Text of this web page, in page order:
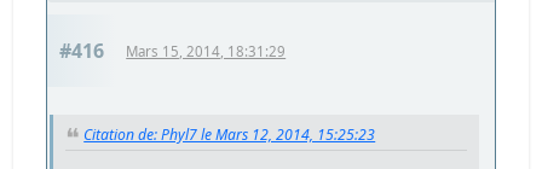
#416 Mars 15, 2014, 18:31:29
Citation de: Phyl7 le Mars 12, 2014, 15:25:23